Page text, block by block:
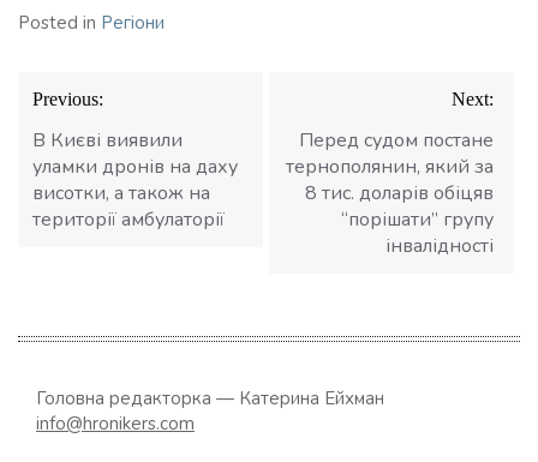
Posted in Регіони
Навігація
записів
Previous:
В Києві виявили
уламки дронів на даху
висотки, а також на
території амбулаторії
Next:
Перед судом постане
тернополянин, який за
8 тис. доларів обіцяв
“порішати” групу
інвалідності
Головна редакторка — Катерина Ейхман
info@hronikers.com